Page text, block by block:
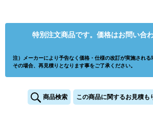
特別注文商品です。価格はお問い合
注）メーカーにより予告なく価格・仕様の改訂が実施される
その場合、再見積りとなります事をご了承ください。
商品検索 この商品に関するお見積も